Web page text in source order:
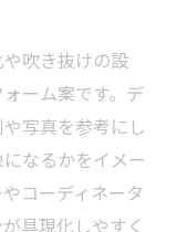
吹き抜けの設
ーム案です。デ
写真を参考にし
なるかをイメー
コーディネータ
具現化しやすく